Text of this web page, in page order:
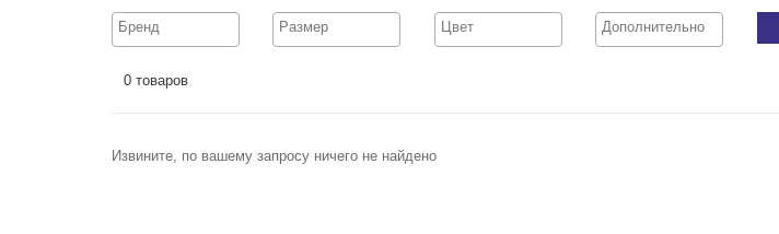
0 товаров
Извините, по вашему запросу ничего не найдено